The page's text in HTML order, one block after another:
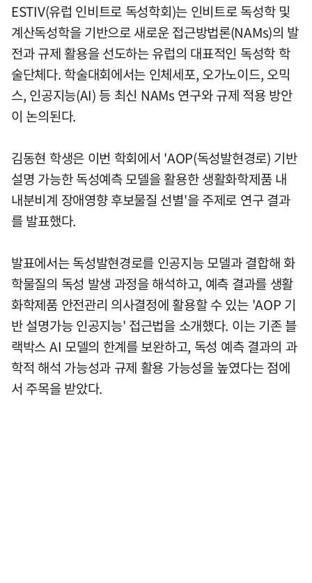
ESTIV(유럽 인비트로 독성학회)는 인비트로 독성학 및
계산독성학을 기반으로 새로운 접근방법론(NAMs)의 발
전과 규제 활용을 선도하는 유럽의 대표적인 독성학 학
술단체다. 학술대회에서는 인체세포, 오가노이드, 오믹
스, 인공지능(AI) 등 최신 NAMs 연구와 규제 적용 방안
이 논의된다.
김동현 학생은 이번 학회에서 'AOP(독성발현경로) 기반
설명 가능한 독성예측 모델을 활용한 생활화학제품 내
내분비계 장애영향 후보물질 선별'을 주제로 연구 결과
를 발표했다.
발표에서는 독성발현경로를 인공지능 모델과 결합해 화
학물질의 독성 발생 과정을 해석하고, 예측 결과를 생활
화학제품 안전관리 의사결정에 활용할 수 있는 'AOP 기
반 설명가능 인공지능' 접근법을 소개했다. 이는 기존 블
랙박스 AI 모델의 한계를 보완하고, 독성 예측 결과의 과
학적 해석 가능성과 규제 활용 가능성을 높였다는 점에
서 주목을 받았다.